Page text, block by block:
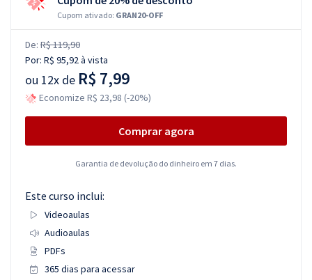
Cupom ativado: GRAN20-OFF
De: R$ 119,90
Por: R$ 95,92à vista
ou 12x de R$ 7,99
Economize R$ 23,98 (-20%)
Comprar agora
Garantia de devolução do dinheiro em 7 dias.
Este curso inclui:
Videoaulas
Audioaulas
PDFs
365 dias para acessar